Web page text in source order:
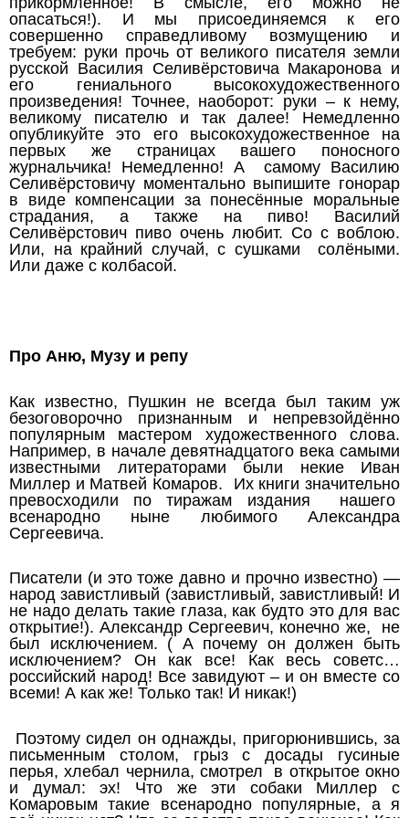
опасаться!). И мы присоединяемся к его
совершенно справедливому возмущению и
требуем: руки прочь от великого писателя земли
русской Василия Селивёрстовича Макаронова и
его гениального высокохудожественного
произведения! Точнее, наоборот: руки – к нему,
великому писателю и так далее! Немедленно
опубликуйте это его высокохудожественное на
первых же страницах вашего поносного
журнальчика! Немедленно! А самому Василию
Селивёрстовичу моментально выпишите гонорар
в виде компенсации за понесённые моральные
страдания, а также на пиво! Василий
Селивёрстович пиво очень любит. Со с воблою.
Или, на крайний случай, с сушками солёными.
Или даже с колбасой.
Про Аню, Музу и репу
Как известно, Пушкин не всегда был таким уж
безоговорочно признанным и непревзойдённо
популярным мастером художественного слова.
Например, в начале девятнадцатого века самыми
известными литераторами были некие Иван
Миллер и Матвей Комаров. Их книги значительно
превосходили по тиражам издания нашего
всенародно ныне любимого Александра
Сергеевича.
Писатели (и это тоже давно и прочно известно) —
народ завистливый (завистливый, завистливый! И
не надо делать такие глаза, как будто это для вас
открытие!). Александр Сергеевич, конечно же, не
был исключением. ( А почему он должен быть
исключением? Он как все! Как весь советс…
российский народ! Все завидуют – и он вместе со
всеми! А как же! Только так! И никак!)
Поэтому сидел он однажды, пригорюнившись, за
письменным столом, грыз с досады гусиные
перья, хлебал чернила, смотрел в открытое окно
и думал: эх! Что же эти собаки Миллер с
Комаровым такие всенародно популярные, а я